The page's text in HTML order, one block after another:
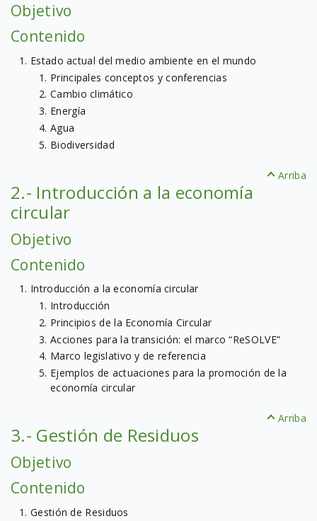
Objetivo
Contenido
Estado actual del medio ambiente en el mundo
Principales conceptos y conferencias
Cambio climático
Energía
Agua
Biodiversidad
Arriba
2.- Introducción a la economía
circular
Objetivo
Contenido
Introducción a la economía circular
Introducción
Principios de la Economía Circular
Acciones para la transición: el marco “ReSOLVE”
Marco legislativo y de referencia
Ejemplos de actuaciones para la promoción de la
economía circular
Arriba
3.- Gestión de Residuos
Objetivo
Contenido
Gestión de Residuos